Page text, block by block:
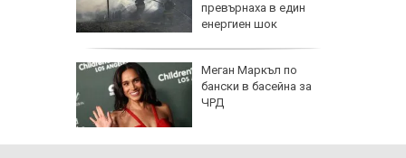
превърнаха в един
енергиен шок
Меган Маркъл по
бански в басейна за
ЧРД